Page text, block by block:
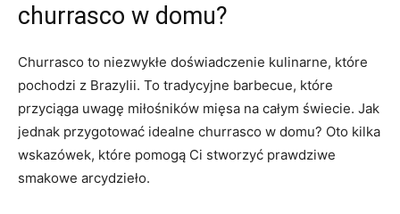
churrasco w domu?
Churrasco to niezwykłe doświadczenie kulinarne, które
pochodzi z‍ Brazylii. To tradycyjne barbecue, które
przyciąga uwagę miłośników mięsa ​na całym świecie. ⁤Jak
jednak przygotować idealne churrasco w domu? Oto ‍kilka
wskazówek, ‍które pomogą Ci stworzyć prawdziwe
smakowe arcydzieło.